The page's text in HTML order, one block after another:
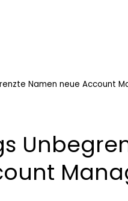
Namen neue Account